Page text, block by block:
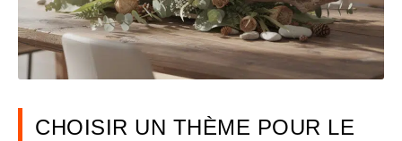
CHOISIR UN THÈME POUR LE